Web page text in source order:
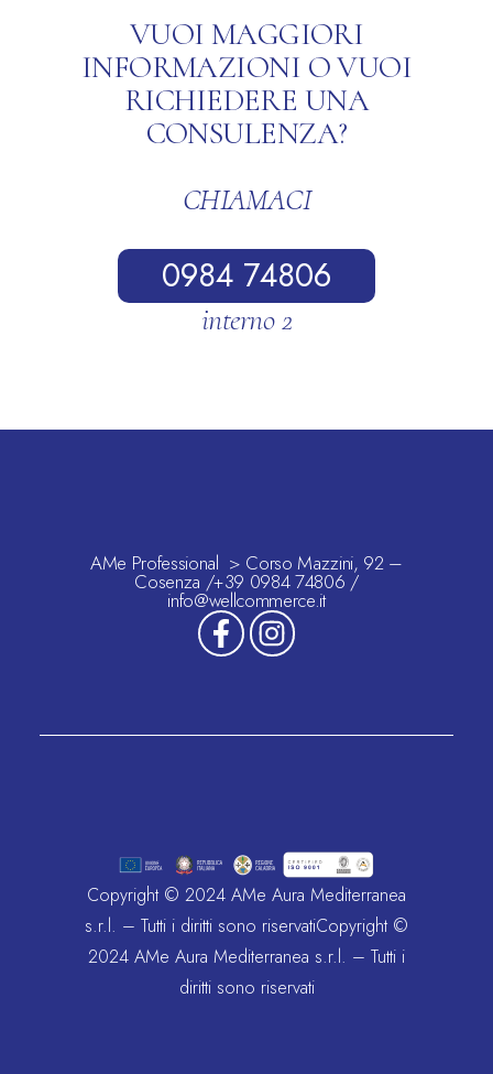
VUOI MAGGIORI
INFORMAZIONI O VUOI
RICHIEDERE UNA
CONSULENZA?
CHIAMACI
0984 74806
interno 2
AMe Professional > Corso Mazzini, 92 –
Cosenza /+39 0984 74806 /
info@wellcommerce.it
Copyright © 2024 AMe Aura Mediterranea
s.r.l. – Tutti i diritti sono riservatiCopyright ©
2024 AMe Aura Mediterranea s.r.l. – Tutti i
diritti sono riservati